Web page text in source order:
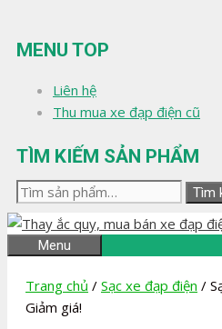
đến
nội
MENU TOP
Liên hệ
Thu mua xe đạp điện cũ
TÌM KIẾM SẢN PHẨM
Tìm
kiếm:
Tìm
Menu
Trang chủ / Sạc xe đạp điện /
Giảm giá!